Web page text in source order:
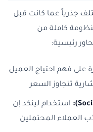
جذرياً عما كانت قبل
كاملة من
رئيسية:
على فهم احتياج العميل
تتجاوز السعر
استخدام لينكد إن